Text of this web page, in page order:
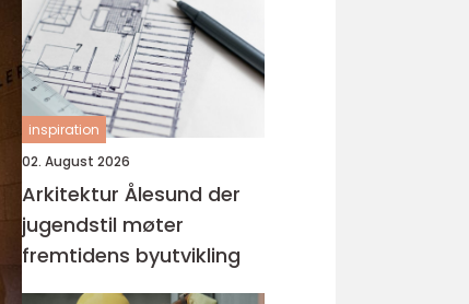
inspiration
02. August 2026
Arkitektur Ålesund der
jugendstil møter
fremtidens byutvikling